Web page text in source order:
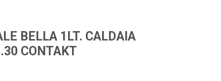
BELLA 1LT. CALDAIA
CONTAKT